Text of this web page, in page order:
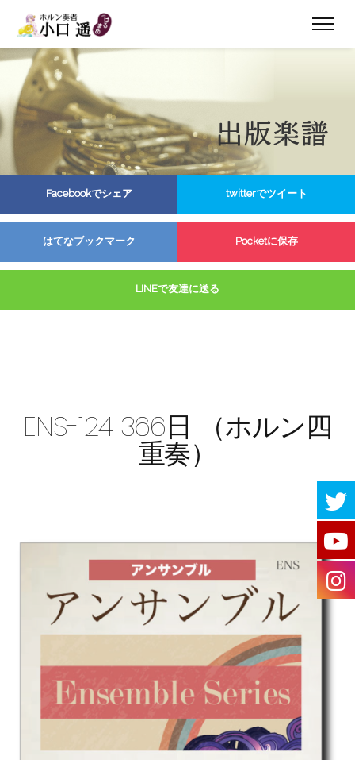
Facebookでシェア twitterでツイート
はてなブックマーク Pocketに保存
LINEで友達に送る
ENS-124 366日 （ホルン四
重奏）